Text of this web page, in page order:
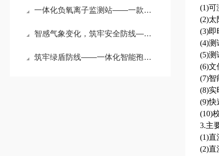
一体化负氧离子监测站——一款让景区环境更好的国产负氧离子大气监测系统
智感气象变化，筑牢安全防线——全自动大气能见度预警监测站应用解析
筑牢绿盾防线——一体化智能孢子捕捉设备赋能现代农业精准植保
(1)可
(2)太
(3)即
(4)测
(5)测
(6)文
(7)智
(8)实
(9)快
(10)
3.主
(1)直
(2)直